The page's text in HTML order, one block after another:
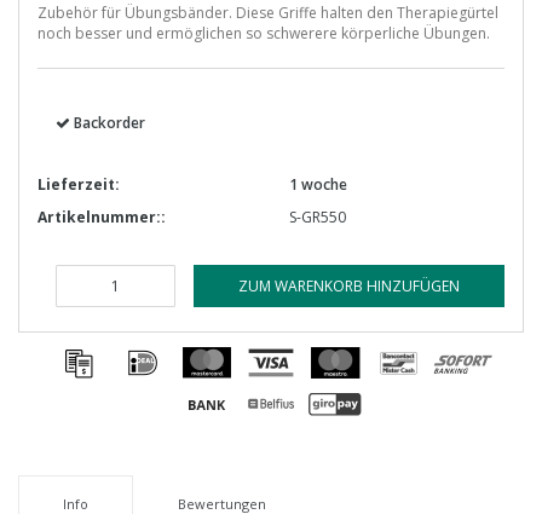
Zubehör für Übungsbänder. Diese Griffe halten den Therapiegürtel
noch besser und ermöglichen so schwerere körperliche Übungen.
Backorder
Lieferzeit:
1 woche
Artikelnummer::
S-GR550
ZUM WARENKORB HINZUFÜGEN
Info Bewertungen